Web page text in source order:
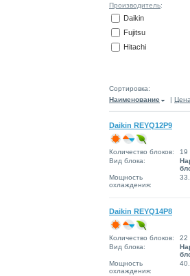
Производитель:
Daikin
Fujitsu
Hitachi
Сортировка:
Наименование
|
Daikin REYQ12P9
Количество блоков:
19
Вид блока:
Мощность
охлаждения:
Daikin REYQ14P8
Количество блоков:
22
Вид блока:
Мощность
охлаждения: